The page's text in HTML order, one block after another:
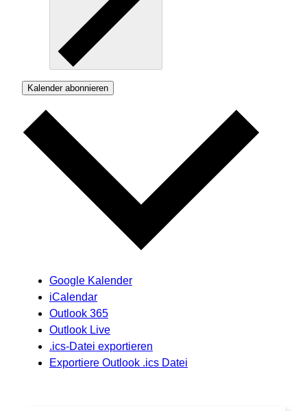
Kalender abonnieren
Google Kalender
iCalendar
Outlook 365
Outlook Live
.ics-Datei exportieren
Exportiere Outlook .ics Datei